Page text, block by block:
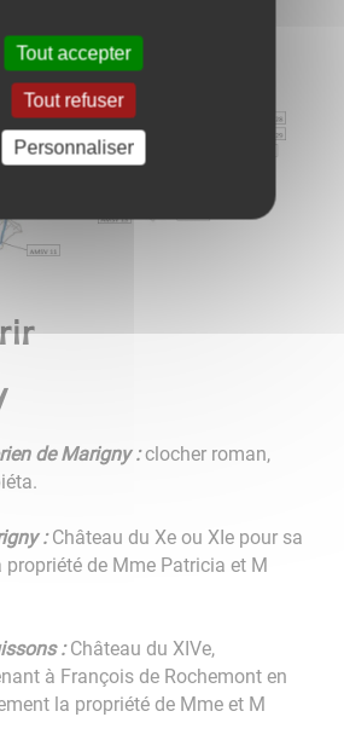
de Marigny :clocher roman,
:Château du Xe ou XIe pour sa
propriété de Mme Patricia et M
:Château du XIVe,
à François de Rochemont en
la propriété de Mme et M
Tout accepter
Tout refuser
Personnaliser